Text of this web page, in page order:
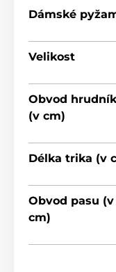
Dámské
Velikost
Obvod
(v cm)
Délka trika (v
Obvod pasu (v
cm)